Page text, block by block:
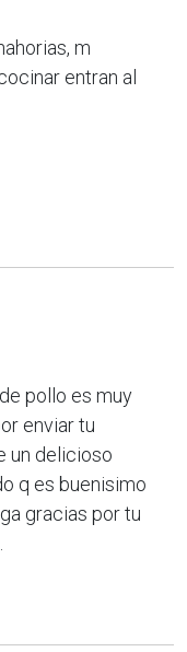
m
entran al
pollo es muy
enviar tu
un delicioso
q es buenisimo
gracias por tu